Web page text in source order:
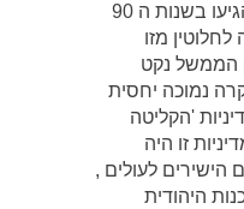
עולי ברית המועצות אשר הגיעו בשנות ה 90
מזו
ה , 70 שכן הממשל נקט
נמוכה יחסית
'הקליטה
זו היה
הישירים לעולים ,
היהודית